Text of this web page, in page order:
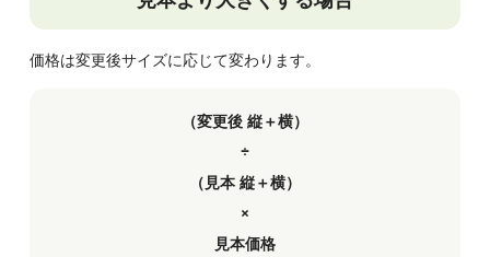
価格は変更後サイズに応じて変わります。
（変更後 縦＋横）
÷
（見本 縦＋横）
×
見本価格